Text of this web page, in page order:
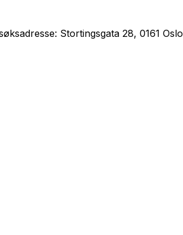
Stortingsgata 28, 0161 Oslo